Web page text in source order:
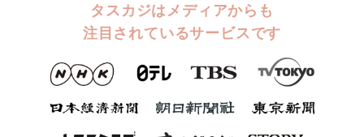
タスカジはメディアからも
注目されているサービスです